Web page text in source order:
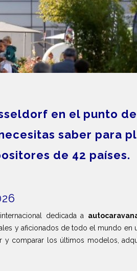
en el punto de
saber para
de 42 países.
dedicada a
y aficionados de todo el mundo en
comparar los últimos modelos,